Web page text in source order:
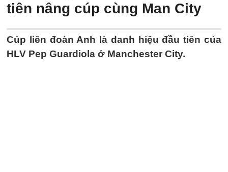
tiên nâng cúp cùng Man City
Cúp liên đoàn Anh là danh hiệu đầu tiên của
HLV Pep Guardiola ở Manchester City.